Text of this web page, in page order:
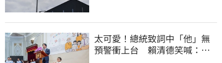
太可愛！總統致詞中「他」無
預警衝上台 賴清德笑喊：卸